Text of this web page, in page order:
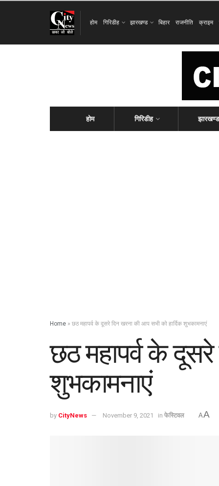
होम गिरिडीह झारखण्ड बिहार राजनीति क्राइम
होम गिरिडीह
Home » छठ महापर्व के दूसरे दिन खरना की आप सभी को हार्दिक शुभकामनाएं
छठ महापर्व के
शुभकामनाएं
by CityNews November 9, 2021 in फेस्टिवल AA